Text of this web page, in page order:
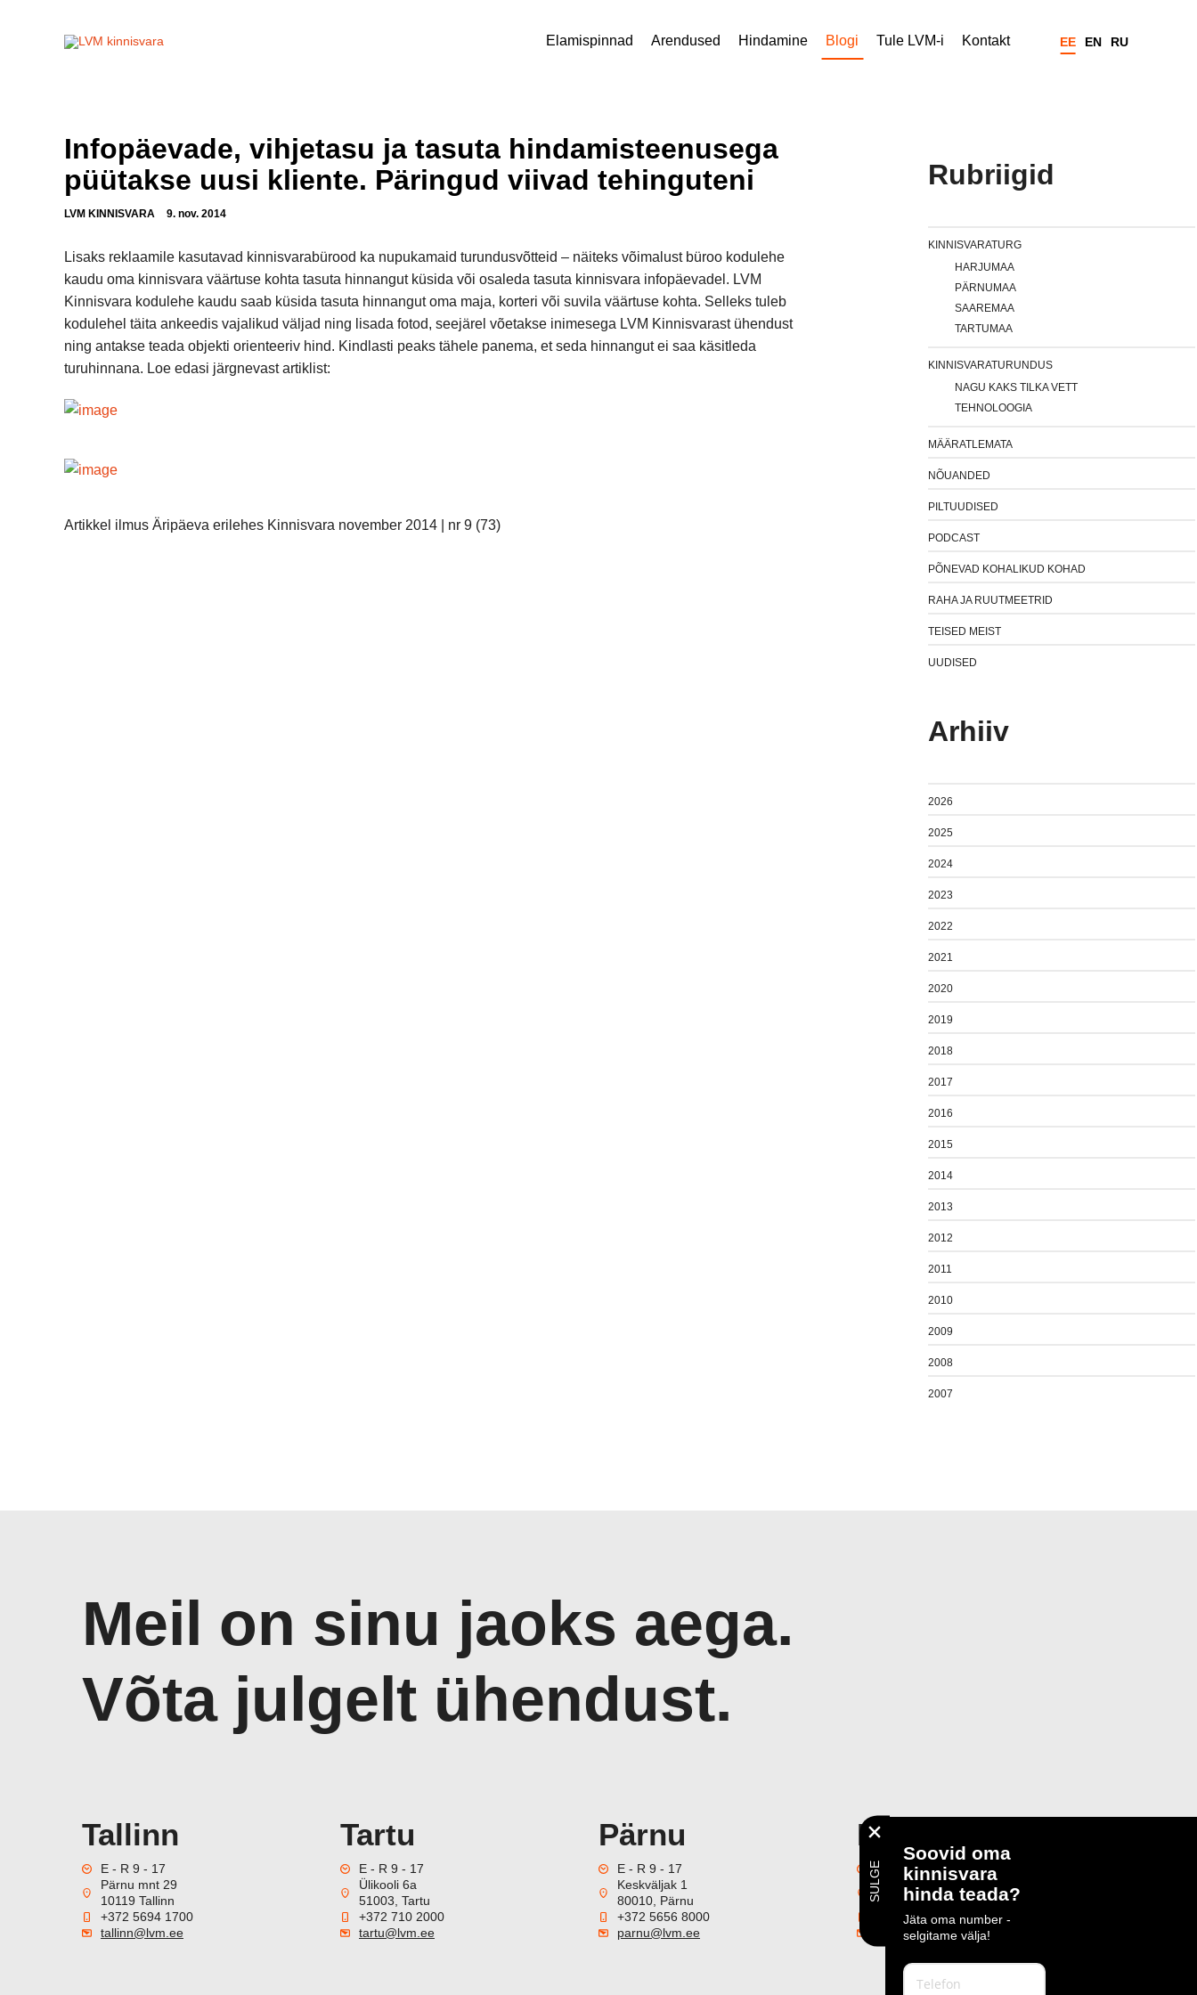
Elamispinnad Arendused Hindamine Blogi Tule LVM-i Kontakt EE EN RU
Infopäevade, vihjetasu ja tasuta hindamisteenusega
püütakse uusi kliente. Päringud viivad tehinguteni
LVM KINNISVARA 9. nov. 2014
Lisaks reklaamile kasutavad kinnisvarabürood ka nupukamaid turundusvõtteid – näiteks võimalust büroo kodulehe
kaudu oma kinnisvara väärtuse kohta tasuta hinnangut küsida või osaleda tasuta kinnisvara infopäevadel. LVM
Kinnisvara kodulehe kaudu saab küsida tasuta hinnangut oma maja, korteri või suvila väärtuse kohta. Selleks tuleb
kodulehel täita ankeedis vajalikud väljad ning lisada fotod, seejärel võetakse inimesega LVM Kinnisvarast ühendust
ning antakse teada objekti orienteeriv hind. Kindlasti peaks tähele panema, et seda hinnangut ei saa käsitleda
turuhinnana. Loe edasi järgnevast artiklist:
Artikkel ilmus Äripäeva erilehes Kinnisvara november 2014 | nr 9 (73)
Rubriigid
KINNISVARATURG
HARJUMAA
PÄRNUMAA
SAAREMAA
TARTUMAA
KINNISVARATURUNDUS
NAGU KAKS TILKA VETT
TEHNOLOOGIA
MÄÄRATLEMATA
NÕUANDED
PILTUUDISED
PODCAST
PÕNEVAD KOHALIKUD KOHAD
RAHA JA RUUTMEETRID
TEISED MEIST
UUDISED
Arhiiv
2026
2025
2024
2023
2022
2021
2020
2019
2018
2017
2016
2015
2014
2013
2012
2011
2010
2009
2008
2007
Meil on sinu jaoks aega.
Võta julgelt ühendust.
Tallinn
E - R 9 - 17
Pärnu mnt 29
10119 Tallinn
+372 5694 1700
tallinn@lvm.ee
Tartu
E - R 9 - 17
Ülikooli 6a
51003, Tartu
+372 710 2000
tartu@lvm.ee
Pärnu
E - R 9 - 17
Keskväljak 1
80010, Pärnu
+372 5656 8000
parnu@lvm.ee
Kuressaare
E - R 9 - 17
Tallinna 16
93819, Kuressaare
+372 452 6044
kuressaare@lvm.ee
+
SULGE
Soovid oma
kinnisvara
hinda teada?
Jäta oma number -
selgitame välja!